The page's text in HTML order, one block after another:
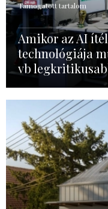
Támogatott tartalom
Amikor az AI
technológiája
vb